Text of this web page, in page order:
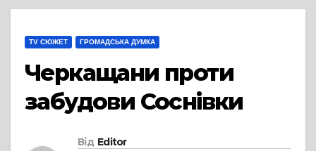
TV СЮЖЕТ ГРОМАДСЬКА ДУМКА
Черкащани проти
забудови Соснівки
Від Editor